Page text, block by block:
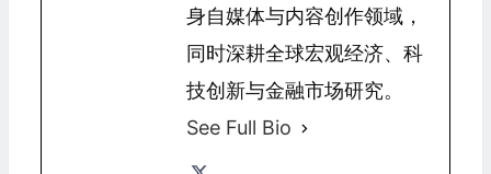
身自媒体与内容创作领域，
同时深耕全球宏观经济、科
技创新与金融市场研究。
See Full Bio